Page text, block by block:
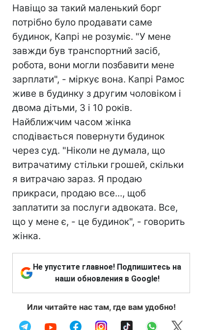
Навіщо за такий маленький борг
потрібно було продавати саме
будинок, Капрі не розуміє. "У мене
завжди був транспортний засіб,
робота, вони могли позбавити мене
зарплати", - міркує вона. Капрі Рамос
живе в будинку з другим чоловіком і
двома дітьми, 3 і 10 років.
Найближчим часом жінка
сподівається повернути будинок
через суд. "Ніколи не думала, що
витрачатиму стільки грошей, скільки
я витрачаю зараз. Я продаю
прикраси, продаю все..., щоб
заплатити за послуги адвоката. Все,
що у мене є, - це будинок", - говорить
жінка.
Не упустите главное! Подпишитесь на
наши обновления в Google!
Или читайте нас там, где вам удобно!